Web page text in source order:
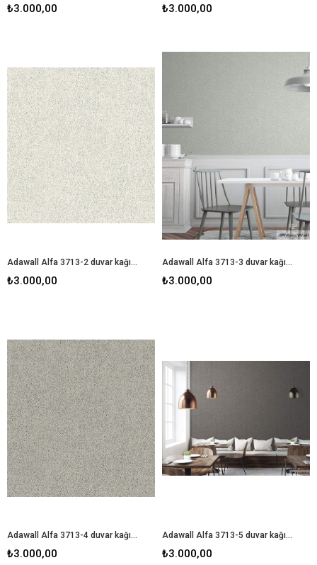
₺3.000,00 ₺3.000,00
Adawall Alfa 3713-2 duvar kağıdı
₺3.000,00
Adawall Alfa 3713-3 duvar kağıdı
₺3.000,00
Adawall Alfa 3713-4 duvar kağıdı
₺3.000,00
Adawall Alfa 3713-5 duvar kağıdı
₺3.000,00